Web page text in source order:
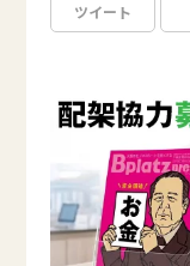
ツイート